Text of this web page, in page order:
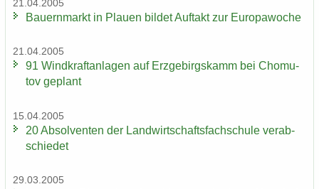
21.04.2005
Bau­ern­markt in Plau­en bil­det Auf­takt zur Eu­ro­pa­wo­che
21.04.2005
91 Wind­kraft­an­la­gen auf Erz­ge­birgs­kamm bei Chomu­
tov ge­plant
15.04.2005
20 Ab­sol­ven­ten der Land­wirt­schafts­fach­schu­le ver­ab­
schie­det
29.03.2005